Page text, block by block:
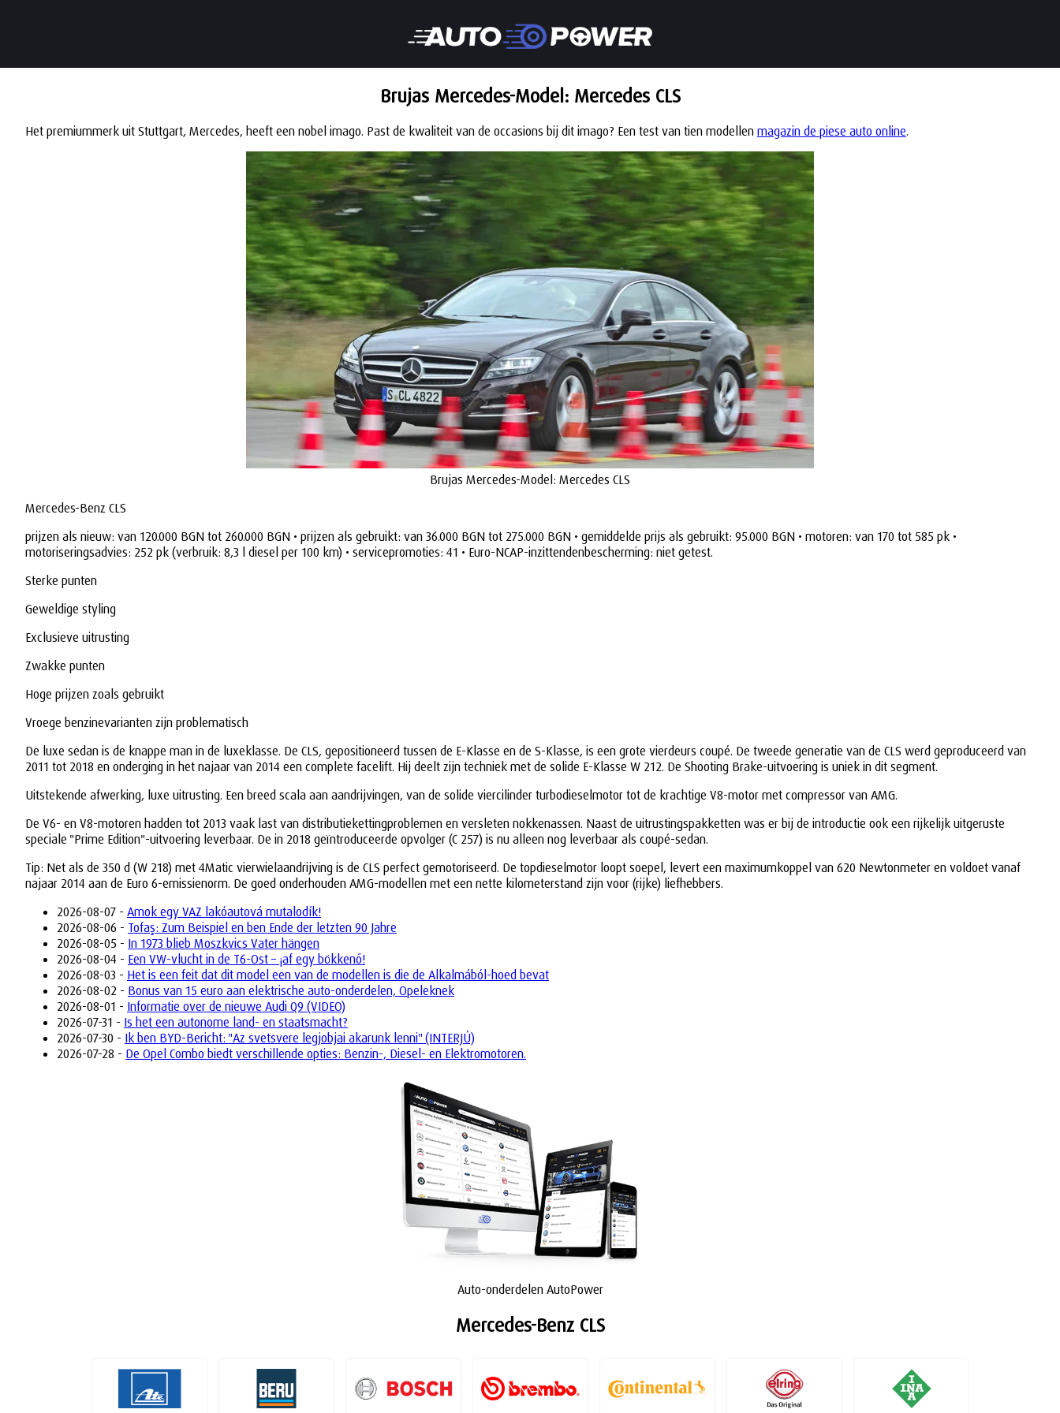
Brujas Mercedes-Model: Mercedes CLS
Het premiummerk uit Stuttgart, Mercedes, heeft een nobel imago. Past de kwaliteit van de occasions bij dit imago? Een test van tien modellen magazin de piese auto online.
Brujas Mercedes-Model: Mercedes CLS
Mercedes-Benz CLS
prijzen als nieuw: van 120.000 BGN tot 260.000 BGN • prijzen als gebruikt: van 36.000 BGN tot 275.000 BGN • gemiddelde prijs als gebruikt: 95.000 BGN • motoren: van 170 tot 585 pk •
motoriseringsadvies: 252 pk (verbruik: 8,3 l diesel per 100 km) • servicepromoties: 41 • Euro-NCAP-inzittendenbescherming: niet getest.
Sterke punten
Geweldige styling
Exclusieve uitrusting
Zwakke punten
Hoge prijzen zoals gebruikt
Vroege benzinevarianten zijn problematisch
De luxe sedan is de knappe man in de luxeklasse. De CLS, gepositioneerd tussen de E-Klasse en de S-Klasse, is een grote vierdeurs coupé. De tweede generatie van de CLS werd geproduceerd van
2011 tot 2018 en onderging in het najaar van 2014 een complete facelift. Hij deelt zijn techniek met de solide E-Klasse W 212. De Shooting Brake-uitvoering is uniek in dit segment.
Uitstekende afwerking, luxe uitrusting. Een breed scala aan aandrijvingen, van de solide viercilinder turbodieselmotor tot de krachtige V8-motor met compressor van AMG.
De V6- en V8-motoren hadden tot 2013 vaak last van distributiekettingproblemen en versleten nokkenassen. Naast de uitrustingspakketten was er bij de introductie ook een rijkelijk uitgeruste
speciale "Prime Edition"-uitvoering leverbaar. De in 2018 geïntroduceerde opvolger (C 257) is nu alleen nog leverbaar als coupé-sedan.
Tip: Net als de 350 d (W 218) met 4Matic vierwielaandrijving is de CLS perfect gemotoriseerd. De topdieselmotor loopt soepel, levert een maximumkoppel van 620 Newtonmeter en voldoet vanaf
najaar 2014 aan de Euro 6-emissienorm. De goed onderhouden AMG-modellen met een nette kilometerstand zijn voor (rijke) liefhebbers.
2026-08-07 - Amok egy VAZ lakóautová mutalodík!
2026-08-06 - Tofaş: Zum Beispiel en ben Ende der letzten 90 Jahre
2026-08-05 - In 1973 blieb Moszkvics Vater hängen
2026-08-04 - Een VW-vlucht in de T6-Ost – ¡af egy bökkenő!
2026-08-03 - Het is een feit dat dit model een van de modellen is die de Alkalmából-hoed bevat
2026-08-02 - Bonus van 15 euro aan elektrische auto-onderdelen, Opeleknek
2026-08-01 - Informatie over de nieuwe Audi Q9 (VIDEO)
2026-07-31 - Is het een autonome land- en staatsmacht?
2026-07-30 - Ik ben BYD-Bericht: "Az svetsvere legjobjai akarunk lenni" (INTERJÚ)
2026-07-28 - De Opel Combo biedt verschillende opties: Benzin-, Diesel- en Elektromotoren.
Auto-onderdelen AutoPower
Mercedes-Benz CLS